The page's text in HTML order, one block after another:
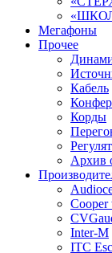
Мегафоны
Прочее
Кабель
Корды
Архив
Cooper
Inter-M
ITC